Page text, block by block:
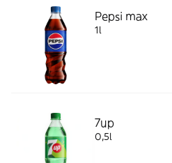
Pepsi max
1l
7up
0,5l